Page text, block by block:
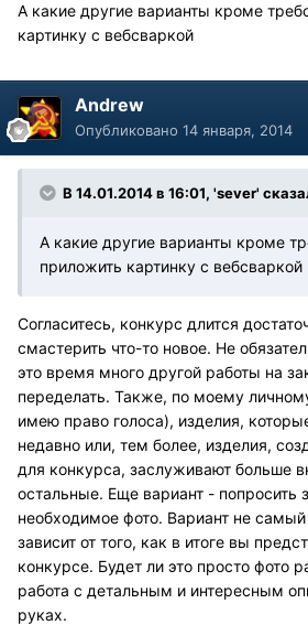
А какие другие варианты кроме
картинку с вебсваркой
Andrew
Опубликовано 14 января, 2014
В 14.01.2014 в 16:01, 'sever'
А какие другие варианты кроме
приложить картинку с вебсваркой
Согласитесь, конкурс длится
смастерить что-то новое. Не
это время много другой работы на
переделать. Также, по моему
имею право голоса), изделия,
недавно или, тем более, изделия,
для конкурса, заслуживают больше
остальные. Еще вариант - попросить
необходимое фото. Вариант не
зависит от того, как в итоге вы
конкурсе. Будет ли это просто фото
работа с детальным и интересным
руках.